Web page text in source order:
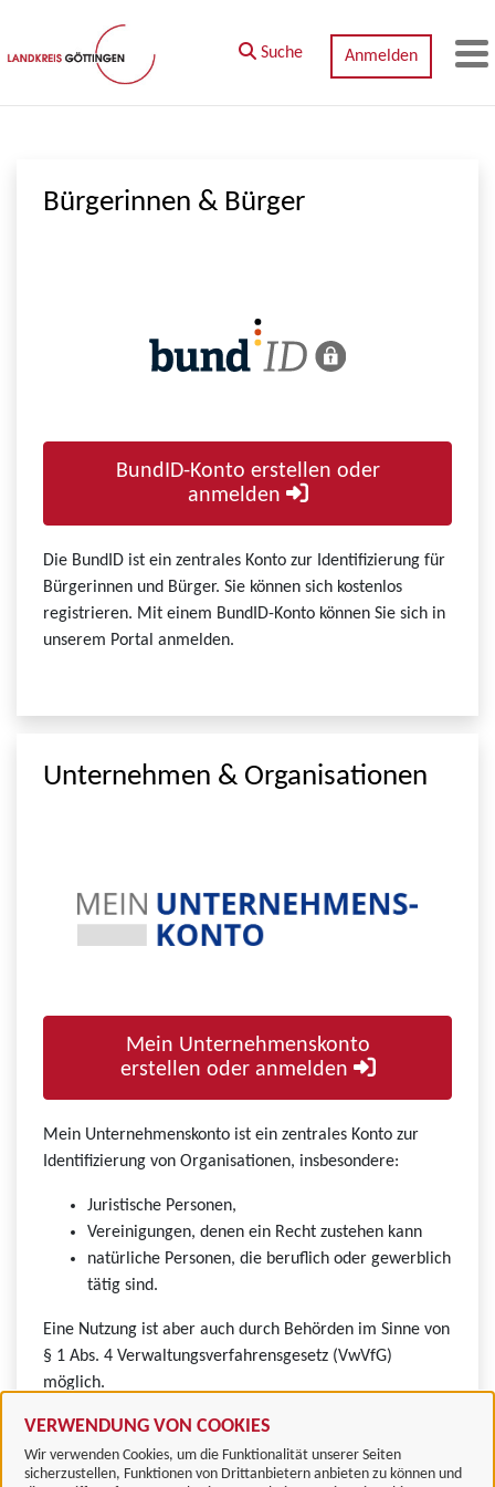
Zum Hauptinhalt springen
VERWENDUNG VON COOKIES
Wir verwenden Cookies, um die Funktionalität unserer Seiten
sicherzustellen, Funktionen von Drittanbietern anbieten zu können und
Suche Anmelden
Bürgerinnen & Bürger
BundID-Konto erstellen oder
anmelden
Die BundID ist ein zentrales Konto zur Identifizierung für
Bürgerinnen und Bürger. Sie können sich kostenlos
registrieren. Mit einem BundID-Konto können Sie sich in
unserem Portal anmelden.
Unternehmen & Organisationen
Mein Unternehmenskonto
erstellen oder anmelden
Mein Unternehmenskonto ist ein zentrales Konto zur
Identifizierung von Organisationen, insbesondere:
Juristische Personen,
Vereinigungen, denen ein Recht zustehen kann
natürliche Personen, die beruflich oder gewerblich
tätig sind.
Eine Nutzung ist aber auch durch Behörden im Sinne von
§ 1 Abs. 4 Verwaltungsverfahrensgesetz (VwVfG)
möglich.